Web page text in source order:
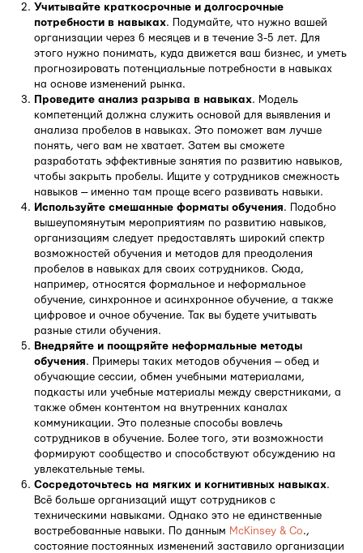
Учитывайте краткосрочные и долгосрочные
потребности в навыках. Подумайте, что нужно вашей
организации через 6 месяцев и в течение 3-5 лет. Для
этого нужно понимать, куда движется ваш бизнес, и уметь
прогнозировать потенциальные потребности в навыках
на основе изменений рынка.
Проведите анализ разрыва в навыках. Модель
компетенций должна служить основой для выявления и
анализа пробелов в навыках. Это поможет вам лучше
понять, чего вам не хватает. Затем вы сможете
разработать эффективные занятия по развитию навыков,
чтобы закрыть пробелы. Ищите у сотрудников смежность
навыков — именно там проще всего развивать навыки.
Используйте смешанные форматы обучения. Подобно
вышеупомянутым мероприятиям по развитию навыков,
организациям следует предоставлять широкий спектр
возможностей обучения и методов для преодоления
пробелов в навыках для своих сотрудников. Сюда,
например, относятся формальное и неформальное
обучение, синхронное и асинхронное обучение, а также
цифровое и очное обучение. Так вы будете учитывать
разные стили обучения.
Внедряйте и поощряйте неформальные методы
обучения. Примеры таких методов обучения — обед и
обучающие сессии, обмен учебными материалами,
подкасты или учебные материалы между сверстниками, а
также обмен контентом на внутренних каналах
коммуникации. Это полезные способы вовлечь
сотрудников в обучение. Более того, эти возможности
формируют сообщество и способствуют обсуждению на
увлекательные темы.
Сосредоточьтесь на мягких и когнитивных навыках.
Всё больше организаций ищут сотрудников с
техническими навыками. Однако это не единственные
востребованные навыки. По данным McKinsey & Co.,
состояние постоянных изменений заставило организации